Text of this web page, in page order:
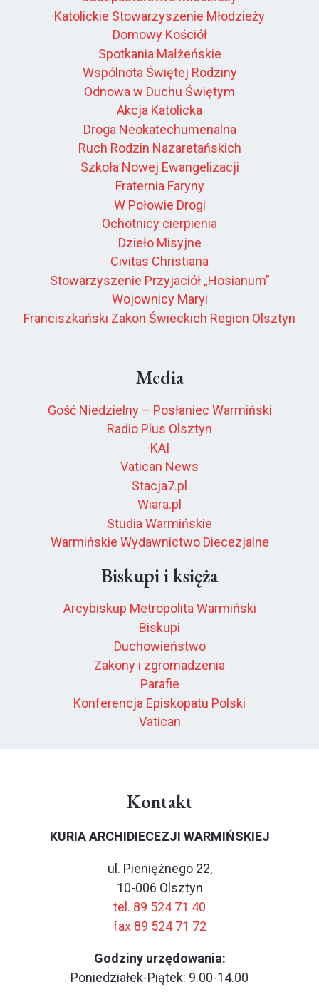
Katolickie Stowarzyszenie Młodzieży
Domowy Kościół
Spotkania Małżeńskie
Wspólnota Świętej Rodziny
Odnowa w Duchu Świętym
Akcja Katolicka
Droga Neokatechumenalna
Ruch Rodzin Nazaretańskich
Szkoła Nowej Ewangelizacji
Fraternia Faryny
W Połowie Drogi
Ochotnicy cierpienia
Dzieło Misyjne
Civitas Christiana
Stowarzyszenie Przyjaciół „Hosianum”
Wojownicy Maryi
Franciszkański Zakon Świeckich Region Olsztyn
Media
Gość Niedzielny – Posłaniec Warmiński
Radio Plus Olsztyn
KAI
Vatican News
Stacja7.pl
Wiara.pl
Studia Warmińskie
Warmińskie Wydawnictwo Diecezjalne
Biskupi i księża
Arcybiskup Metropolita Warmiński
Biskupi
Duchowieństwo
Zakony i zgromadzenia
Parafie
Konferencja Episkopatu Polski
Vatican
Kontakt
KURIA ARCHIDIECEZJI WARMIŃSKIEJ
ul. Pieniężnego 22,
10-006 Olsztyn
tel. 89 524 71 40
fax 89 524 71 72
Godziny urzędowania:
Poniedziałek-Piątek: 9.00-14.00